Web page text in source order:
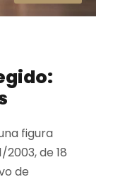
figura
de 18
de